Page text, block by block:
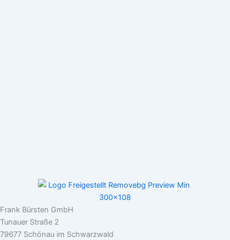
Frank Bürsten GmbH
Tunauer Straße 2
79677 Schönau im Schwarzwald